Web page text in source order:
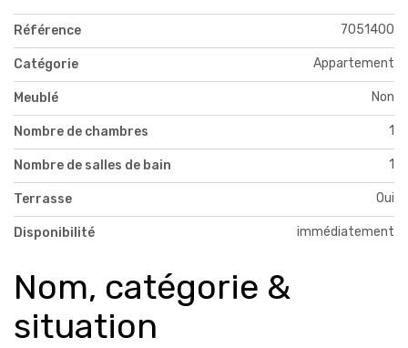
Référence 7051400
Catégorie Appartement
Meublé Non
Nombre de chambres 1
Nombre de salles de bain 1
Terrasse Oui
Disponibilité immédiatement
Nom, catégorie &
situation